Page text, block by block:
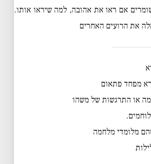
אם ראו את אהובה, למה שיראו אותו.
את הרועים האחרים
מפחד פתאום
או התרגשות של משהו
מלומדי מלחמה